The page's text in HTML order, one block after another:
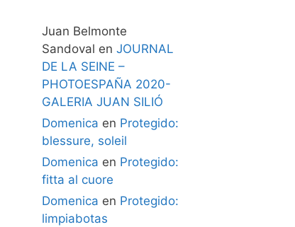
Juan Belmonte
Sandoval en JOURNAL
DE LA SEINE –
PHOTOESPAÑA 2020-
GALERIA JUAN SILIÓ
Domenica en Protegido:
blessure, soleil
Domenica en Protegido:
fitta al cuore
Domenica en Protegido:
limpiabotas